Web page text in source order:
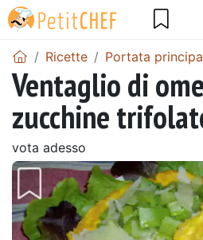
Ricette Portata
Ventaglio di
zucchine
vota adesso